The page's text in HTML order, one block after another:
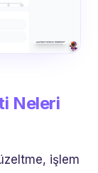
Neleri
işlem